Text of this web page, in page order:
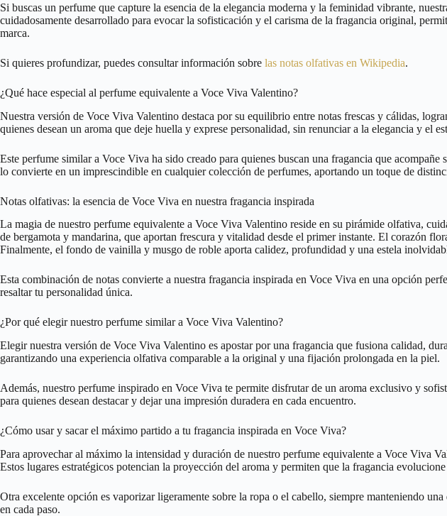
Si buscas un perfume que capture la esencia de la elegancia moderna y la feminidad vibrante,
cuidadosamente desarrollado para evocar la sofisticación y el carisma de la fragancia original,
marca.
Si quieres profundizar, puedes consultar información sobre las notas olfativas en Wikipedia.
¿Qué hace especial al perfume equivalente a Voce Viva Valentino?
Nuestra versión de Voce Viva Valentino destaca por su equilibrio entre notas frescas y cálidas,
quienes desean un aroma que deje huella y exprese personalidad, sin renunciar a la elegancia y el
Este perfume similar a Voce Viva ha sido creado para quienes buscan una fragancia que
lo convierte en un imprescindible en cualquier colección de perfumes, aportando un toque de
Notas olfativas: la esencia de Voce Viva en nuestra fragancia inspirada
La magia de nuestro perfume equivalente a Voce Viva Valentino reside en su pirámide olfativa,
de bergamota y mandarina, que aportan frescura y vitalidad desde el primer instante. El corazón
Finalmente, el fondo de vainilla y musgo de roble aporta calidez, profundidad y una estela
Esta combinación de notas convierte a nuestra fragancia inspirada en Voce Viva en una opción
resaltar tu personalidad única.
¿Por qué elegir nuestro perfume similar a Voce Viva Valentino?
Elegir nuestra versión de Voce Viva Valentino es apostar por una fragancia que fusiona calidad,
garantizando una experiencia olfativa comparable a la original y una fijación prolongada en la piel.
Además, nuestro perfume inspirado en Voce Viva te permite disfrutar de un aroma exclusivo y
para quienes desean destacar y dejar una impresión duradera en cada encuentro.
¿Cómo usar y sacar el máximo partido a tu fragancia inspirada en Voce Viva?
Para aprovechar al máximo la intensidad y duración de nuestro perfume equivalente a Voce Viva
Estos lugares estratégicos potencian la proyección del aroma y permiten que la fragancia
Otra excelente opción es vaporizar ligeramente sobre la ropa o el cabello, siempre manteniendo
en cada paso.